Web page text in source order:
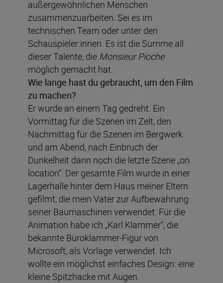
außergewöhnlichen Menschen
zusammenzuarbeiten. Sei es im
technischen Team oder unter den
Schauspieler:innen. Es ist die Summe all
dieser Talente, die Monsieur Pioche
möglich gemacht hat.
Wie lange hast du gebraucht, um den Film
zu machen?
Er wurde an einem Tag gedreht. Ein
Vormittag für die Szenen im Zelt, den
Nachmittag für die Szenen im Bergwerk
und am Abend, nach Einbruch der
Dunkelheit dann noch die letzte Szene „on
location“. Der gesamte Film wurde in einer
Lagerhalle hinter dem Haus meiner Eltern
gefilmt, die mein Vater zur Aufbewahrung
seiner Baumaschinen verwendet. Für die
Animation habe ich „Karl Klammer“, die
bekannte Büroklammer-Figur von
Microsoft, als Vorlage verwendet. Ich
wollte ein möglichst einfaches Design: eine
kleine Spitzhacke mit Augen.